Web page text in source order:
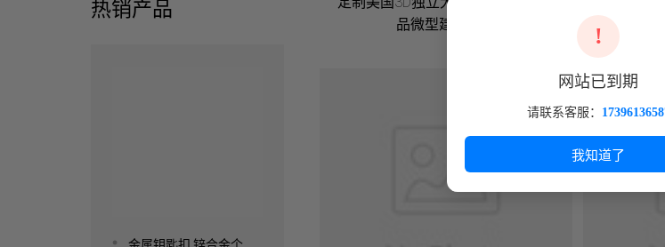
热销产品
金属钥匙扣 锌合金个
品微型建筑模型
!
网站已到期
请联系客服：
我知道了